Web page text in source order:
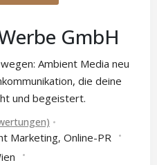
GmbH
Ambient Media neu
die deine
und begeistert.
Marketing, Online-PR